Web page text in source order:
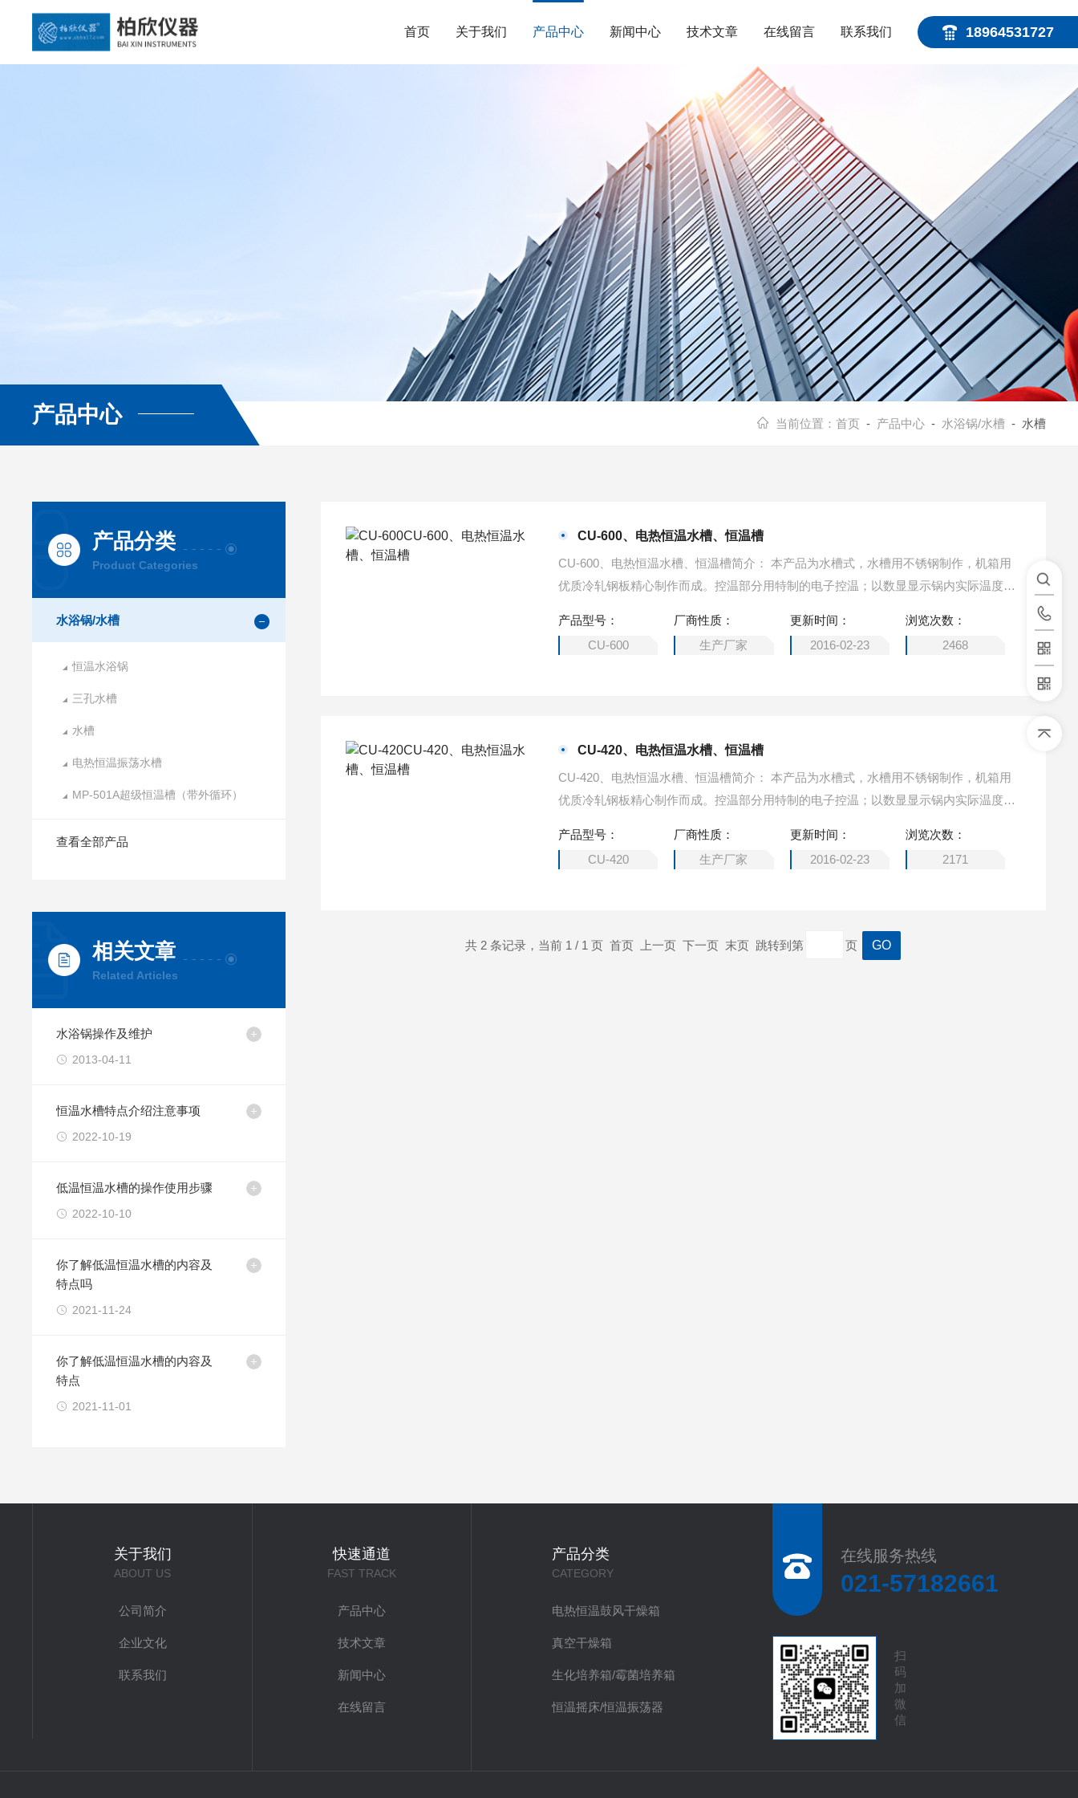
18964531727
首页 关于我们 产品中心 新闻中心 技术文章 在线留言 联系我们
产品中心 当前位置： 首页 - 产品中心- 水浴锅/水槽- 水槽
产品分类
Product Categories
水浴锅/水槽
恒温水浴锅
三孔水槽
水槽
电热恒温振荡水槽
MP-501A超级恒温槽（带外循环）
查看全部产品
相关文章
Related Articles
水浴锅操作及维护
2013-04-11
恒温水槽特点介​绍注意事项
2022-10-19
低温恒温水槽的操作使用步骤
2022-10-10
你了解低温恒温水槽的内容及
特点吗
2021-11-24
你了解低温恒温水槽的内容及
特点
2021-11-01
CU-600、电热恒温水槽、恒温槽
CU-600、电热恒温水槽、恒温槽简介： 本产品为水槽式，水槽用不锈钢制作，机箱用
优质冷轧钢板精心制作而成。控温部分用特制的电子控温；以数显显示锅内实际温度，
产品型号：
CU-600
厂商性质：
生产厂家
更新时间：
2016-02-23
浏览次数：
2468
CU-420、电热恒温水槽、恒温槽
CU-420、电热恒温水槽、恒温槽简介： 本产品为水槽式，水槽用不锈钢制作，机箱用
优质冷轧钢板精心制作而成。控温部分用特制的电子控温；以数显显示锅内实际温度，
产品型号：
CU-420
厂商性质：
生产厂家
更新时间：
2016-02-23
浏览次数：
2171
共 2 条记录，当前 1 / 1 页 首页 上一页 下一页 末页 跳转到第 页
关于我们
ABOUT US
公司简介
企业文化
联系我们
快速通道
FAST TRACK
产品中心
技术文章
新闻中心
在线留言
产品分类
CATEGORY
电热恒温鼓风干燥箱
真空干燥箱
生化培养箱/霉菌培养箱
恒温摇床/恒温振荡器
在线服务热线
021-57182661
扫
码
加
微
信